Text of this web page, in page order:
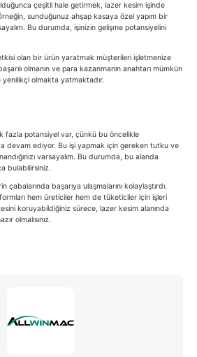
çeşitli hale getirmek, lazer kesim işinde
sunduğunuz ahşap kasaya özel yapım bir
Bu durumda, işinizin gelişme potansiyelini
olan bir ürün yaratmak müşterileri işletmenize
olmanın ve para kazanmanın anahtarı mümkün
yenilikçi olmakta yatmaktadır.
fazla potansiyel var, çünkü bu öncelikle
devam ediyor. Bu işi yapmak için gereken tutku ve
varsayalım. Bu durumda, bu alanda
bulabilirsiniz.
çabalarında başarıya ulaşmalarını kolaylaştırdı.
hem üreticiler hem de tüketiciler için işleri
koruyabildiğiniz sürece, lazer kesim alanında
olmalısınız.